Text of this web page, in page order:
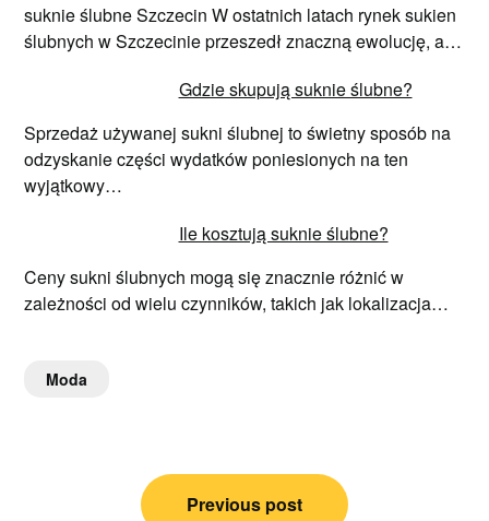
suknie ślubne Szczecin W ostatnich latach rynek sukien
ślubnych w Szczecinie przeszedł znaczną ewolucję, a…
Gdzie skupują suknie ślubne?
Sprzedaż używanej sukni ślubnej to świetny sposób na
odzyskanie części wydatków poniesionych na ten
wyjątkowy…
Ile kosztują suknie ślubne?
Ceny sukni ślubnych mogą się znacznie różnić w
zależności od wielu czynników, takich jak lokalizacja…
Moda
Nawigacja
Previous post